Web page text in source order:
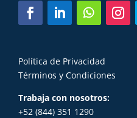
Política de Privacidad
Términos y Condiciones
Trabaja con nosotros:
+52 (844) 351 1290